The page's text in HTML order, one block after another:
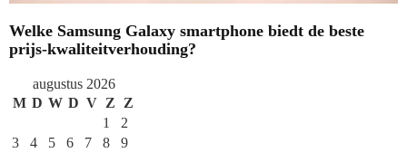
Welke Samsung Galaxy smartphone biedt de beste
prijs-kwaliteitverhouding?
augustus 2026
M D W D V Z
Z
1
2
3
4 5 6 7 8
9